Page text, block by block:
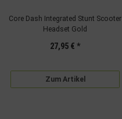
Core Dash Integrated Stunt Scooter
Headset Gold
27,95 € *
Zum Artikel